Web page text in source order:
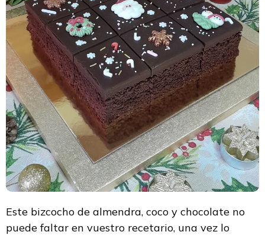
Este bizcocho de almendra, coco y chocolate no
puede faltar en vuestro recetario, una vez lo